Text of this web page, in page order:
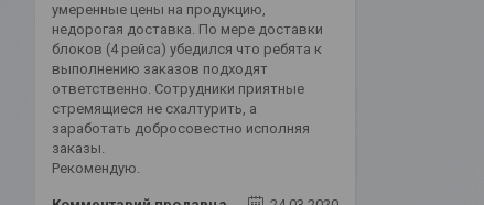
умеренные цены на продукцию,
недорогая доставка. По мере доставки
блоков (4 рейса) убедился что ребята к
выполнению заказов подходят
ответственно. Сотрудники приятные
стремящиеся не схалтурить, а
заработать добросовестно исполняя
заказы.
Рекомендую.